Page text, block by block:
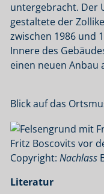
untergebracht. Der
gestaltete der
zwischen 1986 und
Innere des
einen neuen Anbau
Blick auf das
Fritz Boscovits vor
Copyright: Nachlass
Literatur